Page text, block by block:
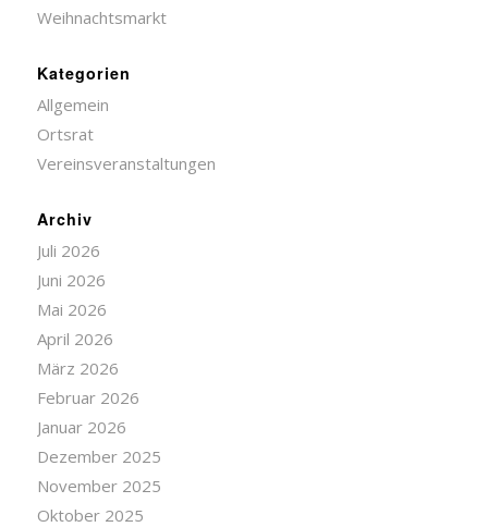
Weihnachtsmarkt
Kategorien
Allgemein
Ortsrat
Vereinsveranstaltungen
Archiv
Juli 2026
Juni 2026
Mai 2026
April 2026
März 2026
Februar 2026
Januar 2026
Dezember 2025
November 2025
Oktober 2025